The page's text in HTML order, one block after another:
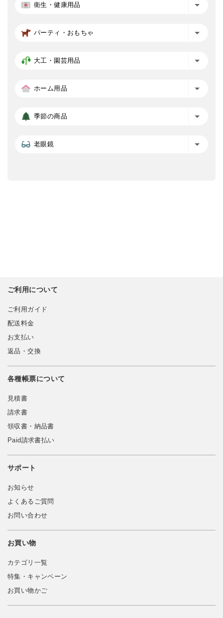
衛生・健康用品
パーティ・おもちゃ
大工・園芸用品
ホーム用品
季節の商品
老眼鏡
ご利用について
ご利用ガイド
配送料金
お支払い
返品・交換
各種帳票について
見積書
請求書
領収書・納品書
Paid請求書払い
サポート
お知らせ
よくあるご質問
お問い合わせ
お買い物
カテゴリ一覧
特集・キャンペーン
お買い物かご